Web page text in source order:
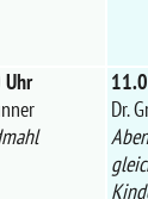
Dr.